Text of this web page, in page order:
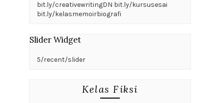
bit.ly/creativewritingDN bit.ly/kursusesai
bit.ly/kelasmemoirbiografi
Slider Widget
5/recent/slider
Kelas Fiksi